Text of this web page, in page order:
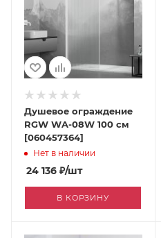
Душевое ограждение
RGW WA-08W 100 см
[060457364]
Нет в наличии
24 136 ₽/шт
В КОРЗИНУ